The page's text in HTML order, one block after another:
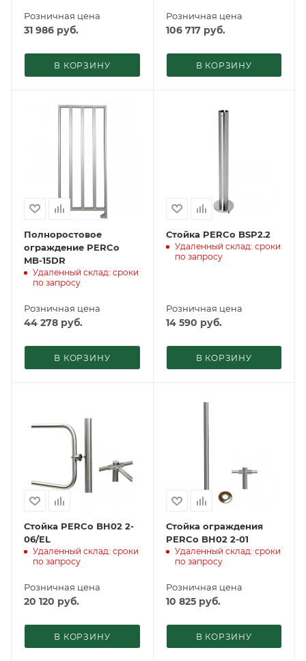
Розничная цена
31 986 руб.
В КОРЗИНУ
Розничная цена
106 717руб.
В КОРЗИНУ
Полноростовое
ограждение PERCo
MB-15DR
Удаленный склад: сроки
по запросу
Розничная цена
44 278 руб.
В КОРЗИНУ
Стойка PERCo BSP2.2
Удаленный склад: сроки
по запросу
Розничная цена
14 590 руб.
В КОРЗИНУ
Стойка PERCo BH02 2-
06/EL
Удаленный склад: сроки
по запросу
Розничная цена
20 120 руб.
В КОРЗИНУ
Стойка ограждения
PERCo BH02 2-01
Удаленный склад: сроки
по запросу
Розничная цена
10 825руб.
В КОРЗИНУ